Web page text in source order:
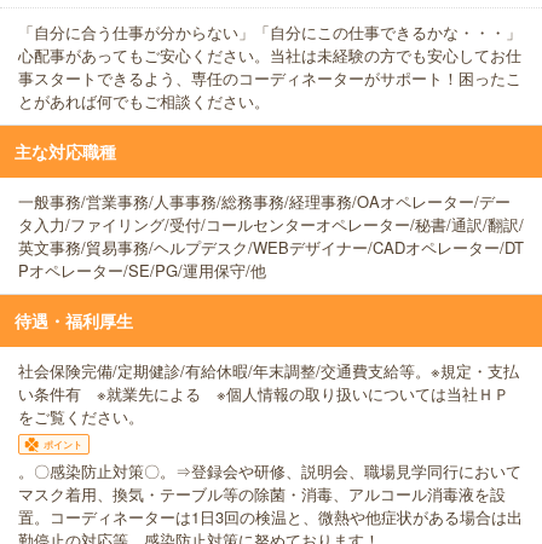
「自分に合う仕事が分からない」「自分にこの仕事できるかな・・・」
心配事があってもご安心ください。当社は未経験の方でも安心してお仕
事スタートできるよう、専任のコーディネーターがサポート！困ったこ
とがあれば何でもご相談ください。
主な対応職種
一般事務/営業事務/人事事務/総務事務/経理事務/OAオペレーター/デー
タ入力/ファイリング/受付/コールセンターオペレーター/秘書/通訳/翻訳/
英文事務/貿易事務/ヘルプデスク/WEBデザイナー/CADオペレーター/DT
Pオペレーター/SE/PG/運用保守/他
待遇・福利厚生
社会保険完備/定期健診/有給休暇/年末調整/交通費支給等。※規定・支払
い条件有 ※就業先による ※個人情報の取り扱いについては当社ＨＰ
をご覧ください。
ポイント
。〇感染防止対策〇。⇒登録会や研修、説明会、職場見学同行において
マスク着用、換気・テーブル等の除菌・消毒、アルコール消毒液を設
置。コーディネーターは1日3回の検温と、微熱や他症状がある場合は出